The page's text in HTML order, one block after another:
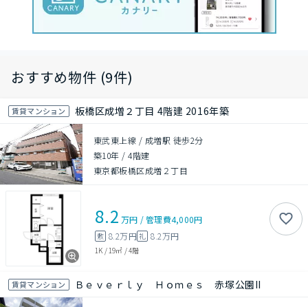
おすすめ物件 (9件)
賃貸マンション 板橋区成増２丁目 4階建 2016年築
東武東上線 / 成増駅 徒歩2分
築10年 /4階建
東京都板橋区成増２丁目
8.2 万円 /管理費4,000円
敷 8.2万円礼 8.2万円
1K / 19㎡ /4階
賃貸マンション Ｂｅｖｅｒｌｙ Ｈｏｍｅｓ 赤塚公園II